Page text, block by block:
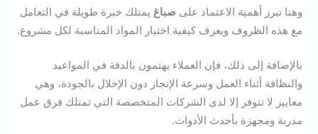
وهنا تبرز أهمية الاعتماد على صباغ يمتلك خبرة طويلة في التعامل
مع هذه الظروف ويعرف كيفية اختيار المواد المناسبة لكل مشروع.
بالإضافة إلى ذلك، فإن العملاء يهتمون بالدقة في المواعيد
والنظافة أثناء العمل وسرعة الإنجاز دون الإخلال بالجودة، وهي
معايير لا تتوفر إلا لدى الشركات المتخصصة التي تمتلك فرق عمل
مدربة ومجهزة بأحدث الأدوات.